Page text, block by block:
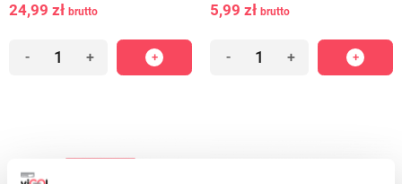
24,99 zł brutto
- +
5,99 zł brutto
- +